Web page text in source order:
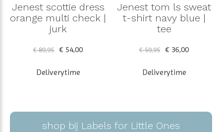
Jenest scottie dress
orange multi check |
jurk
€ 89,95 € 54,00
Deliverytime
Jenest tom ls sweat
t-shirt navy blue |
tee
€ 59,95 € 36,00
Deliverytime
shop bij Labels for Little Ones